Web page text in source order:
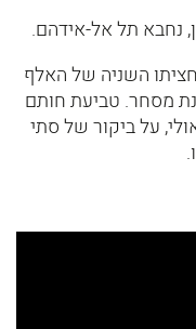
נחבא תל אל-אידהם.
השניה של האלף
מסחר. טביעת חותם
על ביקור של סתי